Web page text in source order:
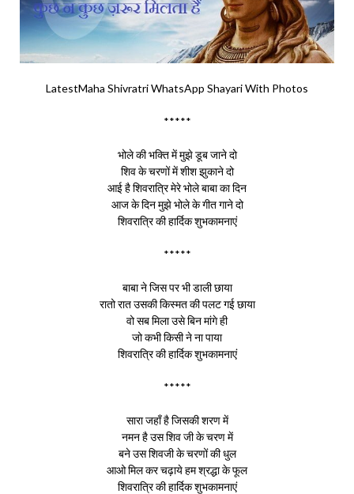
LatestMaha Shivratri WhatsApp Shayari With Photos
*****
भोले की भक्ति में मुझे डूब जाने दो
शिव के चरणों में शीश झुकाने दो
आई है शिवरात्रि मेरे भोले बाबा का दिन
आज के दिन मुझे भोले के गीत गाने दो
शिवरात्रि की हार्दिक शुभकामनाएं
*****
बाबा ने जिस पर भी डाली छाया
रातो रात उसकी किस्मत की पलट गई छाया
वो सब मिला उसे बिन मांगे ही
जो कभी किसी ने ना पाया
शिवरात्रि की हार्दिक शुभकामनाएं
*****
सारा जहाँ है जिसकी शरण में
नमन है उस शिव जी के चरण में
बने उस शिवजी के चरणों की धुल
आओ मिल कर चढ़ाये हम श्रद्धा के फूल
शिवरात्रि की हार्दिक शुभकामनाएं